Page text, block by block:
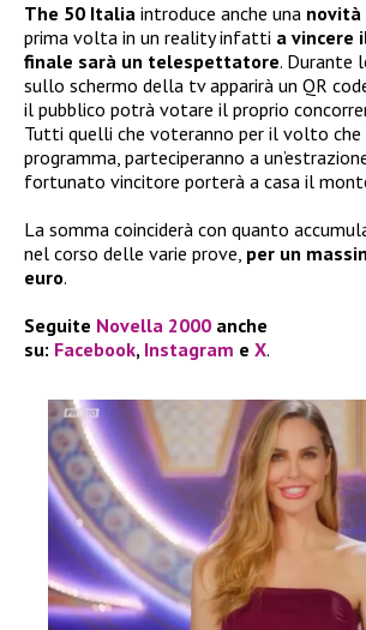
The 50 Italia introduce anche una
prima volta in un reality infatti a vincere
finale sarà un telespettatore. Durante
sullo schermo della tv apparirà un QR
il pubblico potrà votare il proprio
Tutti quelli che voteranno per il volto che
programma, parteciperanno a
fortunato vincitore porterà a casa il
La somma coinciderà con quanto
nel corso delle varie prove, per un
euro.
Seguite Novella 2000 anche
su: Facebook, Instagram e X.